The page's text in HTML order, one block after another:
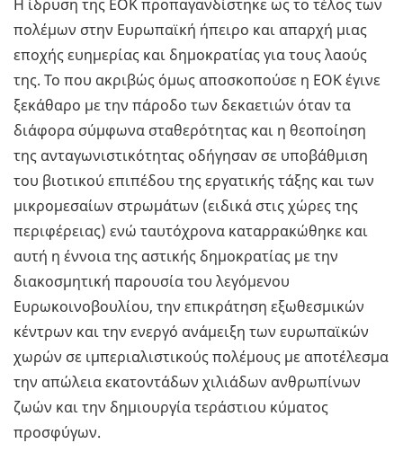
Η ίδρυση της ΕΟΚ προπαγανδίστηκε ως το τέλος των
πολέμων στην Ευρωπαϊκή ήπειρο και απαρχή μιας
εποχής ευημερίας και δημοκρατίας για τους λαούς
της. Το που ακριβώς όμως αποσκοπούσε η ΕΟΚ έγινε
ξεκάθαρο με την πάροδο των δεκαετιών όταν τα
διάφορα σύμφωνα σταθερότητας και η θεοποίηση
της ανταγωνιστικότητας οδήγησαν σε υποβάθμιση
του βιοτικού επιπέδου της εργατικής τάξης και των
μικρομεσαίων στρωμάτων (ειδικά στις χώρες της
περιφέρειας) ενώ ταυτόχρονα καταρρακώθηκε και
αυτή η έννοια της αστικής δημοκρατίας με την
διακοσμητική παρουσία του λεγόμενου
Ευρωκοινοβουλίου, την επικράτηση εξωθεσμικών
κέντρων και την ενεργό ανάμειξη των ευρωπαϊκών
χωρών σε ιμπεριαλιστικούς πολέμους με αποτέλεσμα
την απώλεια εκατοντάδων χιλιάδων ανθρωπίνων
ζωών και την δημιουργία τεράστιου κύματος
προσφύγων.